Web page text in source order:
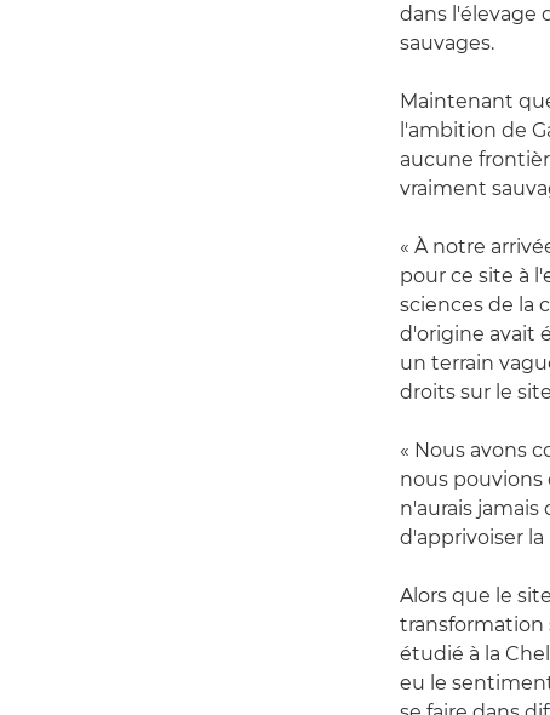
dans l'élevage
sauvages.
Maintenant
l'ambition de
aucune
vraiment
« À notre
pour ce site à
sciences de la
d'origine avait
un terrain
droits sur le
« Nous avons
nous pouvions
n'aurais jamais
d'apprivoiser la
Alors que le
transformation
étudié à la
eu le